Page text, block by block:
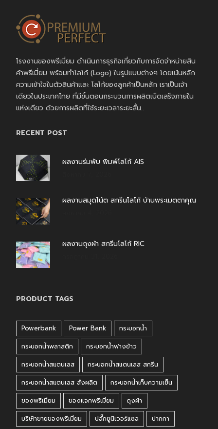
โรงงานของพรีเมี่ยม ดำเนินการธุรกิจเกี่ยวกับการจัดจำหน่ายสิน
ค้าพรีเมี่ยม พร้อมทำโลโก้ (Logo) ในรูปแบบต่างๆ โดยเน้นหลัก
ความเข้าใจในตัวสินค้าและ โลโก้ของลูกค้าเป็นหลัก เราเป็นเจ้า
เดียวในประเทศไทย ที่มีขั้นตอนกระบวนการผลิตเบ็ดเสร็จภายใน
แห่งเดียว ด้วยการผลิตที่ใช้ระยะเวลาระยะสั้น..
RECENT POST
ผลงานร่มพับ พิมพ์โลโก้ AIS
ผลงานสมุดโน้ต สกรีนโลโก้ บ้านพระเมตตาคุณ
ผลงานถุงผ้า สกรีนโลโก้ RIC
PRODUCT TAGS
Powerbank Power Bank
กระบอกน้ำ
กระบอกน้ำพลาสติก
กระบอกน้ำฟางข้าว
กระบอกน้ำสแตนเลส
กระบอกน้ำสแตนเลส สกรีน
กระบอกน้ำสแตนเลส สั่งผลิต
กระบอกน้ำเก็บความเย็น
ของพรีเมี่ยม
ของแจกพรีเมี่ยม
ถุงผ้า
บริษัทขายของพรีเมี่ยม
ปลั๊กยูนิเวอร์แซล
ปากกา